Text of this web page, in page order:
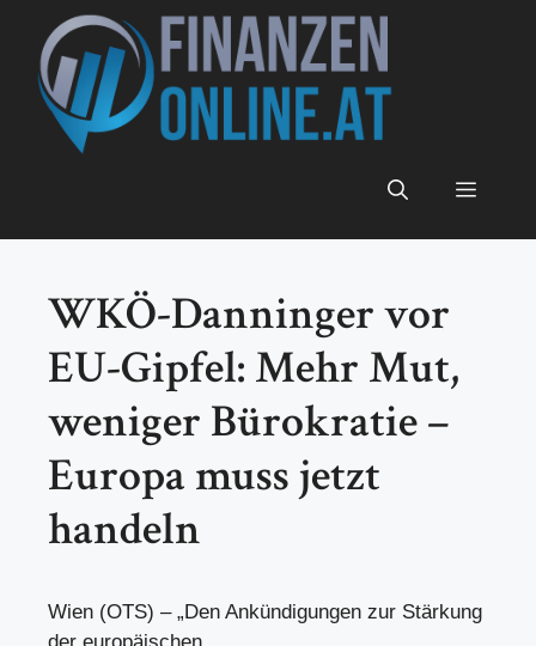
Inhalt
springen
Menü
WKÖ-Danninger vor
EU-Gipfel: Mehr Mut,
weniger Bürokratie –
Europa muss jetzt
handeln
Wien (OTS) – „Den Ankündigungen zur Stärkung